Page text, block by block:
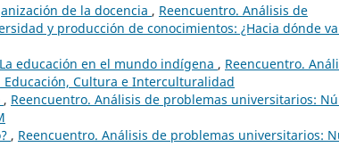
de la docencia , Reencuentro. Análisis de
y producción de conocimientos: ¿Hacia dónde
La educación en el mundo indígena , Reencuentro.
Cultura e Interculturalidad
, Reencuentro. Análisis de problemas universitarios:
, Reencuentro. Análisis de problemas universitarios: